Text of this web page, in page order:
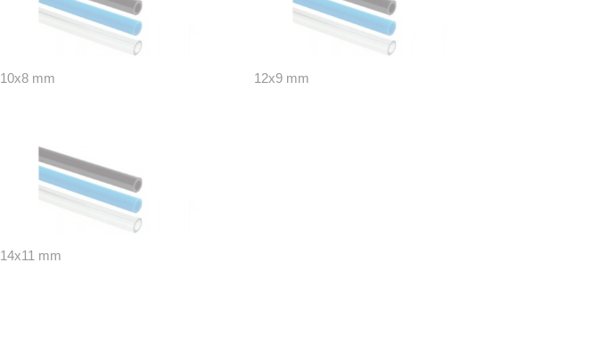
10x8 mm 12x9 mm
14x11 mm